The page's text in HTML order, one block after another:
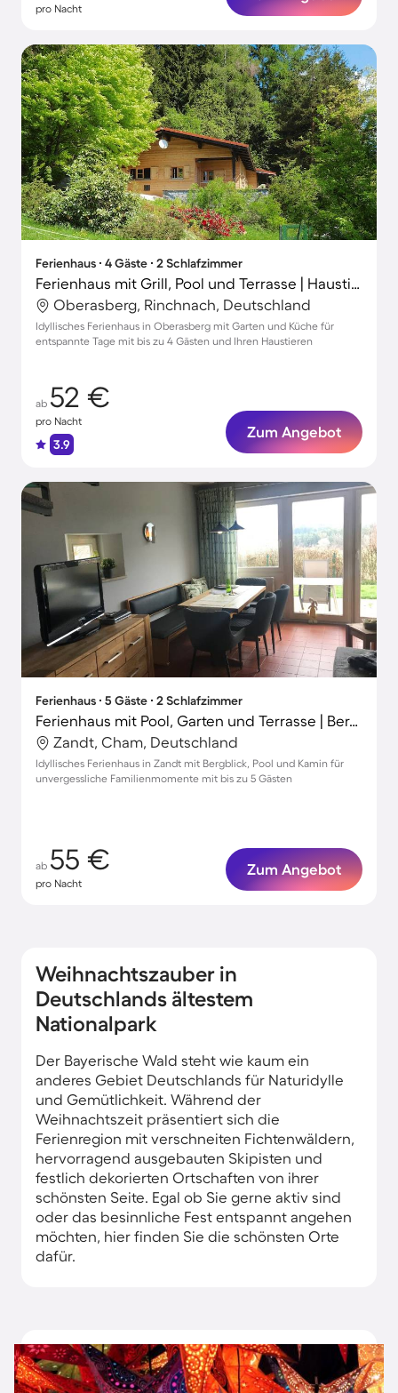
pro Nacht
Ferienhaus ∙ 4 Gäste ∙ 2 Schlafzimmer
Ferienhaus mit Grill, Pool und Terrasse | Haustierfreundlich
Oberasberg, Rinchnach, Deutschland
Idyllisches Ferienhaus in Oberasberg mit Garten und Küche für
entspannte Tage mit bis zu 4 Gästen und Ihren Haustieren
ab 52 €
pro Nacht
3.9
Zum Angebot
Ferienhaus ∙ 5 Gäste ∙ 2 Schlafzimmer
Ferienhaus mit Pool, Garten und Terrasse | Bergblick
Zandt, Cham, Deutschland
Idyllisches Ferienhaus in Zandt mit Bergblick, Pool und Kamin für
unvergessliche Familienmomente mit bis zu 5 Gästen
ab 55 €
pro Nacht
Zum Angebot
Weihnachtszauber in
Deutschlands ältestem
Nationalpark
Der Bayerische Wald steht wie kaum ein
anderes Gebiet Deutschlands für Naturidylle
und Gemütlichkeit. Während der
Weihnachtszeit präsentiert sich die
Ferienregion mit verschneiten Fichtenwäldern,
hervorragend ausgebauten Skipisten und
festlich dekorierten Ortschaften von ihrer
schönsten Seite. Egal ob Sie gerne aktiv sind
oder das besinnliche Fest entspannt angehen
möchten, hier finden Sie die schönsten Orte
dafür.